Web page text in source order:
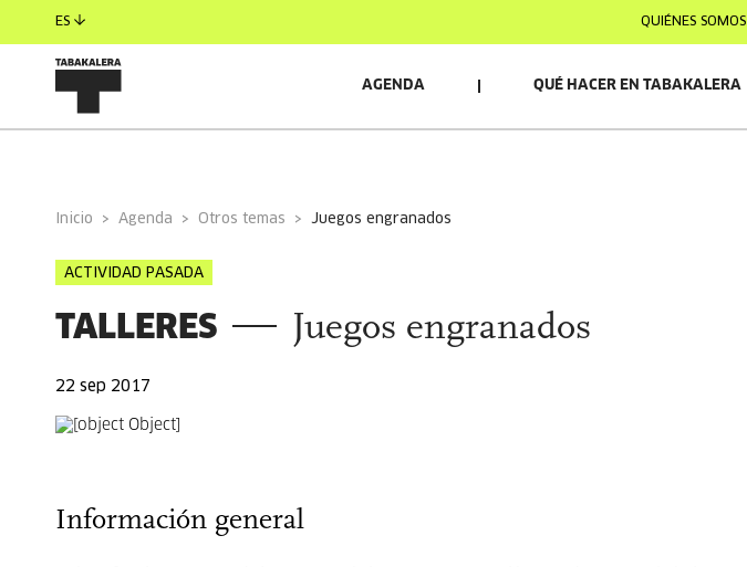
ES QUIÉNES SOMOS
AGENDA QUÉ HACER EN TABAKALERA
Inicio Agenda Otros temas juegos engranados
ACTIVIDAD PASADA
TALLERES Juegos engranados
22 sep 2017
Información general